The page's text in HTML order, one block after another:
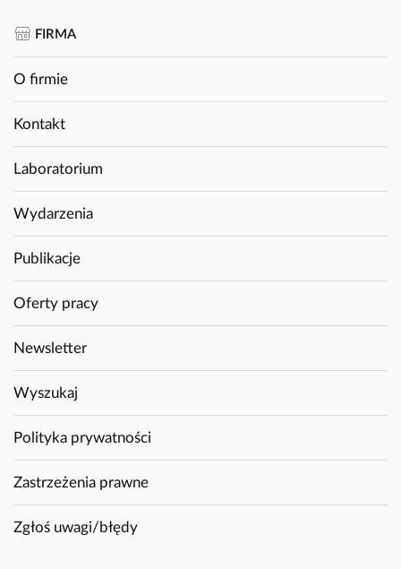
FIRMA
O firmie
Kontakt
Laboratorium
Wydarzenia
Publikacje
Oferty pracy
Newsletter
Wyszukaj
Polityka prywatności
Zastrzeżenia prawne
Zgłoś uwagi/błędy